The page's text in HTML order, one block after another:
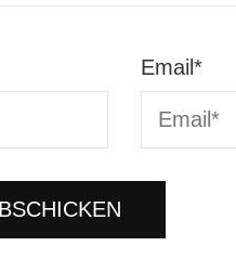
Email *